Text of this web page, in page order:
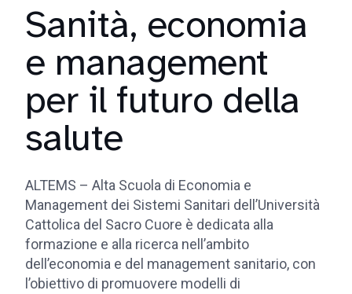
Sanità, economia
e management
per il futuro della
salute
ALTEMS – Alta Scuola di Economia e
Management dei Sistemi Sanitari dell’Università
Cattolica del Sacro Cuore è dedicata alla
formazione e alla ricerca nell’ambito
dell’economia e del management sanitario, con
l’obiettivo di promuovere modelli di